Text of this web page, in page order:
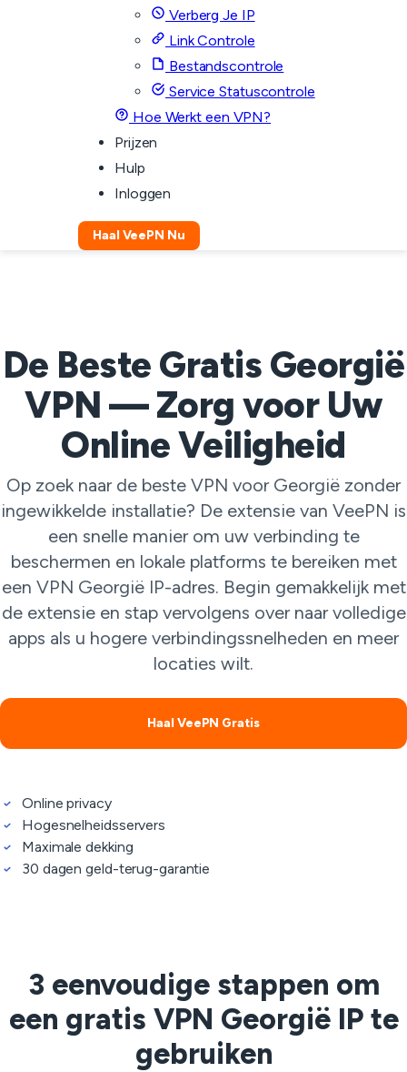
Verberg Je IP
Link Controle
Bestandscontrole
Service Statuscontrole
Hoe Werkt een VPN?
Prijzen
Hulp
Inloggen
Haal VeePN Nu
De Beste Gratis Georgië
VPN — Zorg voor Uw
Online Veiligheid
Op zoek naar de beste VPN voor Georgië zonder
ingewikkelde installatie? De extensie van VeePN is
een snelle manier om uw verbinding te
beschermen en lokale platforms te bereiken met
een VPN Georgië IP-adres. Begin gemakkelijk met
de extensie en stap vervolgens over naar volledige
apps als u hogere verbindingssnelheden en meer
locaties wilt.
Haal VeePN Gratis
Online privacy
Hogesnelheidsservers
Maximale dekking
30 dagen geld-terug-garantie
3 eenvoudige stappen om
een gratis VPN Georgië IP te
gebruiken